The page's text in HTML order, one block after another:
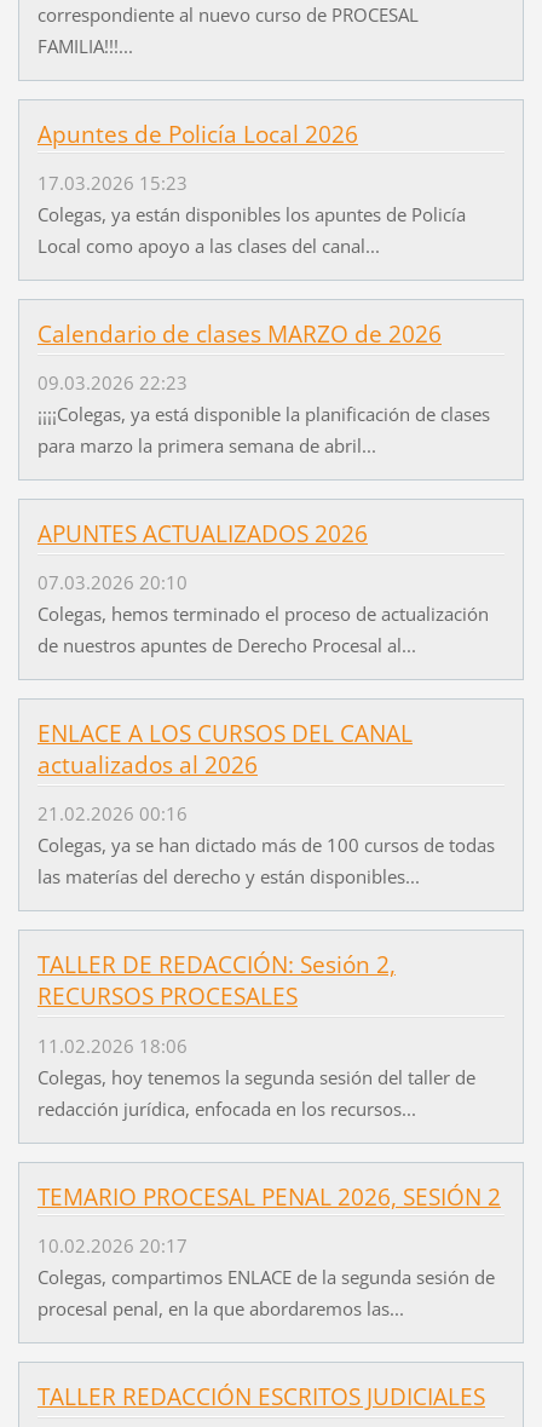
correspondiente al nuevo curso de PROCESAL
FAMILIA!!!...
Apuntes de Policía Local 2026
17.03.2026 15:23
Colegas, ya están disponibles los apuntes de Policía
Local como apoyo a las clases del canal...
Calendario de clases MARZO de 2026
09.03.2026 22:23
¡¡¡¡Colegas, ya está disponible la planificación de clases
para marzo la primera semana de abril...
APUNTES ACTUALIZADOS 2026
07.03.2026 20:10
Colegas, hemos terminado el proceso de actualización
de nuestros apuntes de Derecho Procesal al...
ENLACE A LOS CURSOS DEL CANAL
actualizados al 2026
21.02.2026 00:16
Colegas, ya se han dictado más de 100 cursos de todas
las materías del derecho y están disponibles...
TALLER DE REDACCIÓN: Sesión 2,
RECURSOS PROCESALES
11.02.2026 18:06
Colegas, hoy tenemos la segunda sesión del taller de
redacción jurídica, enfocada en los recursos...
TEMARIO PROCESAL PENAL 2026, SESIÓN 2
10.02.2026 20:17
Colegas, compartimos ENLACE de la segunda sesión de
procesal penal, en la que abordaremos las...
TALLER REDACCIÓN ESCRITOS JUDICIALES